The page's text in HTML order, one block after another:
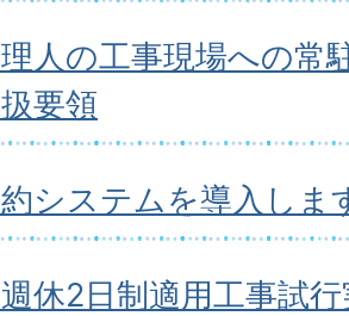
人の工事現場への常
要領
システムを導入しま
休2日制適用工事試